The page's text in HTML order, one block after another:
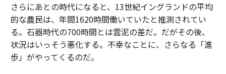
さらにあとの時代になると、13世紀イングランドの平均
的な農民は、年間1620時間働いていたと推測されてい
る。石器時代の700時間とは雲泥の差だ。だがその後、
状況はいっそう悪化する。不幸なことに、さらなる「進
歩」がやってくるのだ。